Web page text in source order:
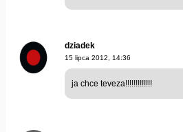
dziadek
15 lipca 2012, 14:36
ja chce teveza!!!!!!!!!!!!!